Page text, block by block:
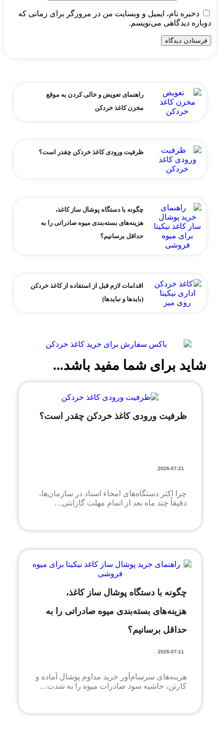
ذخیره نام، ایمیل و وبسایت من در مرورگر برای زمانی که
دوباره دیدگاهی می‌نویسم.
راهنمای تعویض و خالی کردن به موقع
مخزن کاغذ خردکن
ظرفیت ورودی کاغذ خردکن چقدر است؟
چگونه با دستگاه پوشال ساز کاغذ،
هزینه‌های بسته‌بندی میوه صادراتی را به
حداقل برسانیم؟
اقدامات لازم قبل از استفاده از کاغذ خردکن
(بایدها و نبایدها)
شاید برای شما مفید باشد...
ظرفیت ورودی کاغذ خردکن چقدر است؟
2026-07-21
چرا اکثر دستگاه‌های امحاء اسناد در سازمان‌ها،
دقیقاً چند ماه بعد از اتمام مهلت گارانتی…
چگونه با دستگاه پوشال ساز کاغذ،
هزینه‌های بسته‌بندی میوه صادراتی را به
حداقل برسانیم؟
2026-07-11
هزینه‌های سرسام‌آور خرید مداوم پوشال آماده و
کارتن، حاشیه سود صادرات میوه را به شدت…